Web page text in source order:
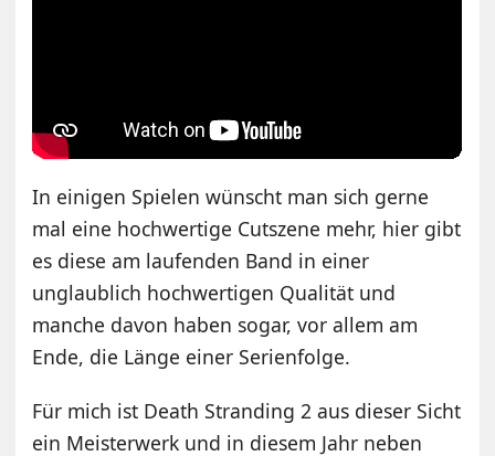
In einigen Spielen wünscht man sich gerne
mal eine hochwertige Cutszene mehr, hier gibt
es diese am laufenden Band in einer
unglaublich hochwertigen Qualität und
manche davon haben sogar, vor allem am
Ende, die Länge einer Serienfolge.
Für mich ist Death Stranding 2 aus dieser Sicht
ein Meisterwerk und in diesem Jahr neben